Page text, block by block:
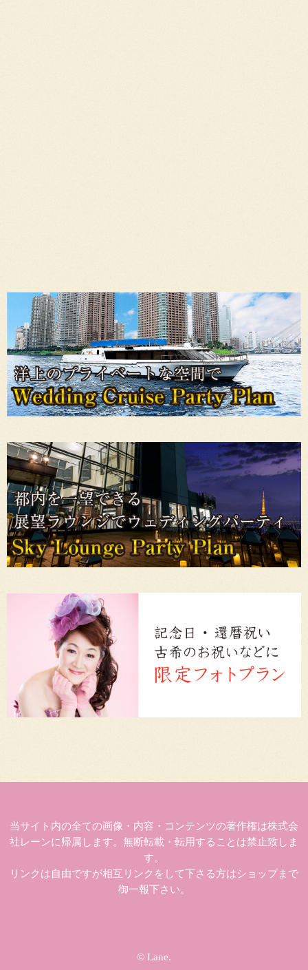
当サイト内の全ての画像・内容・コンテンツの著作権は株式会
社レーンに帰属します。無断転載・転用することは禁止致しま
す。
リンクは自由ですが相互リンクをして下さる方はショップまで
御一報下さい。
© Lane.